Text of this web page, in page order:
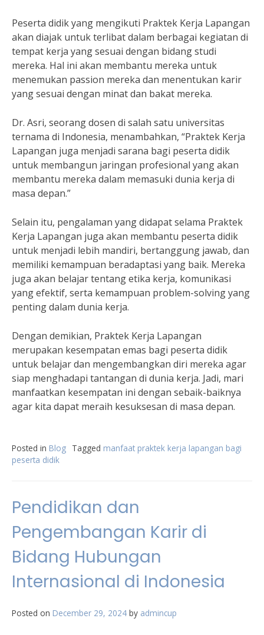
Peserta didik yang mengikuti Praktek Kerja Lapangan
akan diajak untuk terlibat dalam berbagai kegiatan di
tempat kerja yang sesuai dengan bidang studi
mereka. Hal ini akan membantu mereka untuk
menemukan passion mereka dan menentukan karir
yang sesuai dengan minat dan bakat mereka.
Dr. Asri, seorang dosen di salah satu universitas
ternama di Indonesia, menambahkan, “Praktek Kerja
Lapangan juga menjadi sarana bagi peserta didik
untuk membangun jaringan profesional yang akan
membantu mereka dalam memasuki dunia kerja di
masa depan.”
Selain itu, pengalaman yang didapat selama Praktek
Kerja Lapangan juga akan membantu peserta didik
untuk menjadi lebih mandiri, bertanggung jawab, dan
memiliki kemampuan beradaptasi yang baik. Mereka
juga akan belajar tentang etika kerja, komunikasi
yang efektif, serta kemampuan problem-solving yang
penting dalam dunia kerja.
Dengan demikian, Praktek Kerja Lapangan
merupakan kesempatan emas bagi peserta didik
untuk belajar dan mengembangkan diri mereka agar
siap menghadapi tantangan di dunia kerja. Jadi, mari
manfaatkan kesempatan ini dengan sebaik-baiknya
agar kita dapat meraih kesuksesan di masa depan.
Posted in Blog Tagged manfaat praktek kerja lapangan bagi
peserta didik
Pendidikan dan
Pengembangan Karir di
Bidang Hubungan
Internasional di Indonesia
Posted on December 29, 2024 by admincup